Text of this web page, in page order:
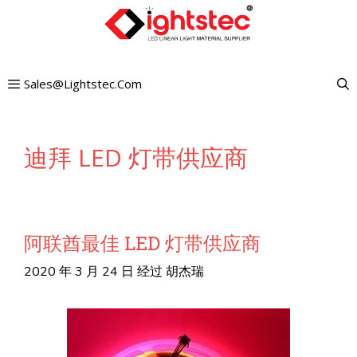
容
Sales@lightstec.com
迪拜 LED 灯带供应商
阿联酋最佳 LED 灯带供应商
2020 年 3 月 24 日 经过 胡杰瑞